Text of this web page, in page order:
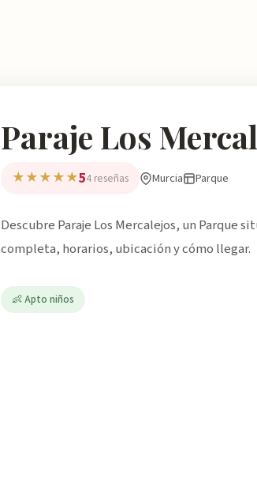
Paraje Los
★★★★★54 reseñas Murcia Parque
Descubre Paraje Los Mercalejos, un Parque
completa, horarios, ubicación y cómo llegar.
👶 Apto niños